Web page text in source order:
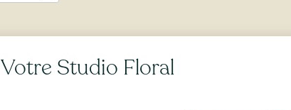
Votre Studio Floral